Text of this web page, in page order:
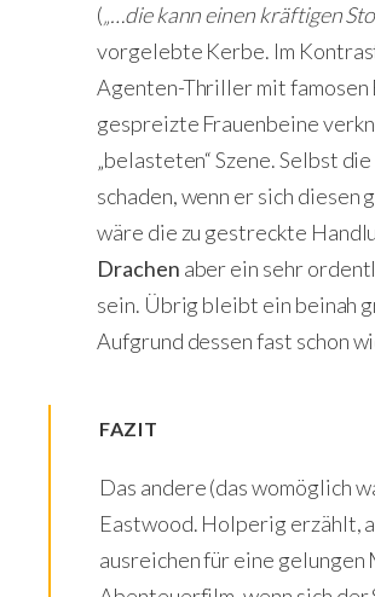
(„…die kann einen kräftigen
vorgelebte Kerbe. Im
Agenten-Thriller mit famosen
gespreizte Frauenbeine
„belasteten“ Szene. Selbst
schaden, wenn er sich
wäre die zu gestreckte
Drachen aber ein sehr
sein. Übrig bleibt ein beinah
Aufgrund dessen fast schon
FAZIT
Das andere (das womöglich
Eastwood. Holperig erzählt,
ausreichen für eine